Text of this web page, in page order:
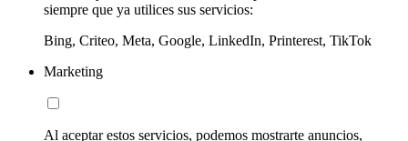
siempre que ya utilices sus servicios:
Bing, Criteo, Meta, Google, LinkedIn, Printerest, TikTok
Marketing
Al aceptar estos servicios, podemos mostrarte anuncios,